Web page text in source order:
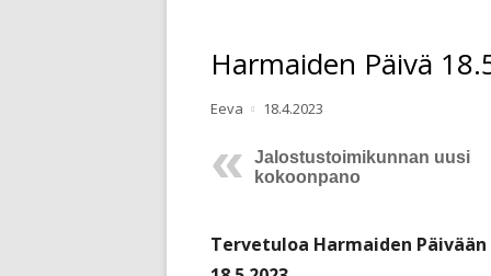
JÄSENEKSI
JÄSENLEHTI
ALUETOIMINTA
YHTEISTYÖKUMPPANIT
IRLANNINSUSIKOIRAT
Harmaiden Päivä
Kirjoittaja
Eeva Julkaistu
18.4.2023
Jalostustoimikunnan uusi
kokoonpano
Tervetuloa Harmaiden